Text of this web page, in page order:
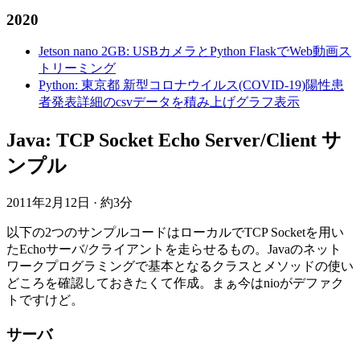
2020
Jetson nano 2GB: USBカメラとPython FlaskでWeb動画ス
トリーミング
Python: 東京都 新型コロナウイルス(COVID-19)陽性患
者発表詳細のcsvデータを積み上げグラフ表示
Java: TCP Socket Echo Server/Client サ
ンプル
2011年2月12日 · 約3分
以下の2つのサンプルコードはローカルでTCP Socketを用い
たEchoサーバ/クライアントを走らせるもの。Javaのネット
ワークプログラミングで基本となるクラスとメソッドの使い
どころを確認しておきたくて作成。まぁ今はnioがデファク
トですけど。
サーバ